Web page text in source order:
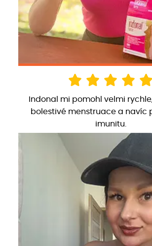
Indonal mi pomohl velmi
bolestivé menstruace a navíc
imunitu.